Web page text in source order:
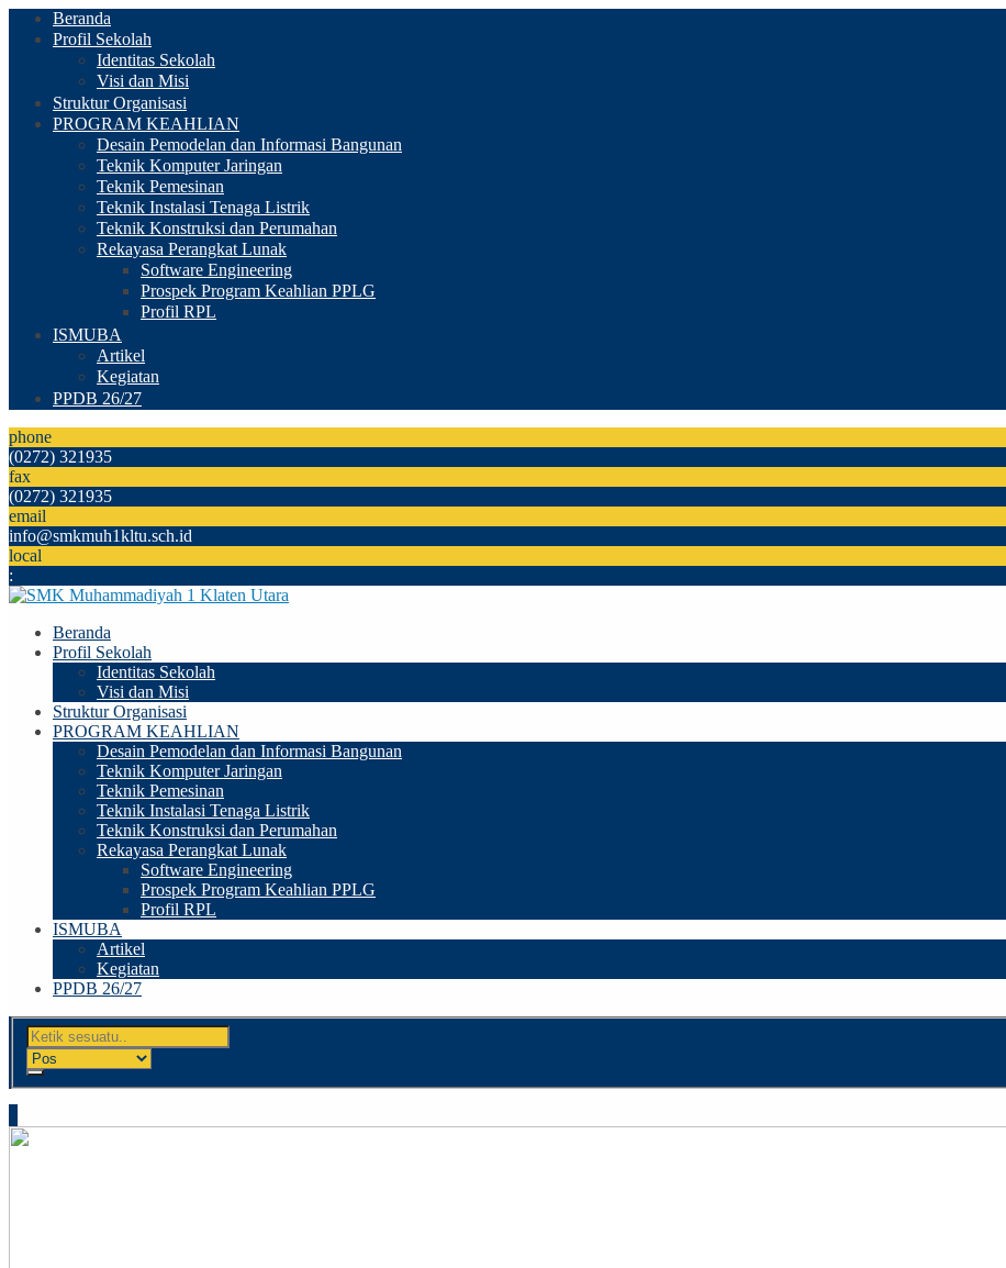
Beranda
Profil Sekolah
Identitas Sekolah
Visi dan Misi
Struktur Organisasi
PROGRAM KEAHLIAN
Desain Pemodelan dan Informasi Bangunan
Teknik Komputer Jaringan
Teknik Pemesinan
Teknik Instalasi Tenaga Listrik
Teknik Konstruksi dan Perumahan
Rekayasa Perangkat Lunak
Software Engineering
Prospek Program Keahlian PPLG
Profil RPL
ISMUBA
Artikel
Kegiatan
PPDB 26/27
phone
(0272) 321935
fax
(0272) 321935
email
info@smkmuh1kltu.sch.id
local
:
Beranda
Profil Sekolah
Identitas Sekolah
Visi dan Misi
Struktur Organisasi
PROGRAM KEAHLIAN
Desain Pemodelan dan Informasi Bangunan
Teknik Komputer Jaringan
Teknik Pemesinan
Teknik Instalasi Tenaga Listrik
Teknik Konstruksi dan Perumahan
Rekayasa Perangkat Lunak
Software Engineering
Prospek Program Keahlian PPLG
Profil RPL
ISMUBA
Artikel
Kegiatan
PPDB 26/27